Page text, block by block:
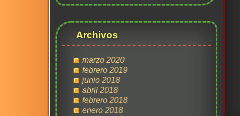
Archivos
marzo 2020
febrero 2019
junio 2018
abril 2018
febrero 2018
enero 2018